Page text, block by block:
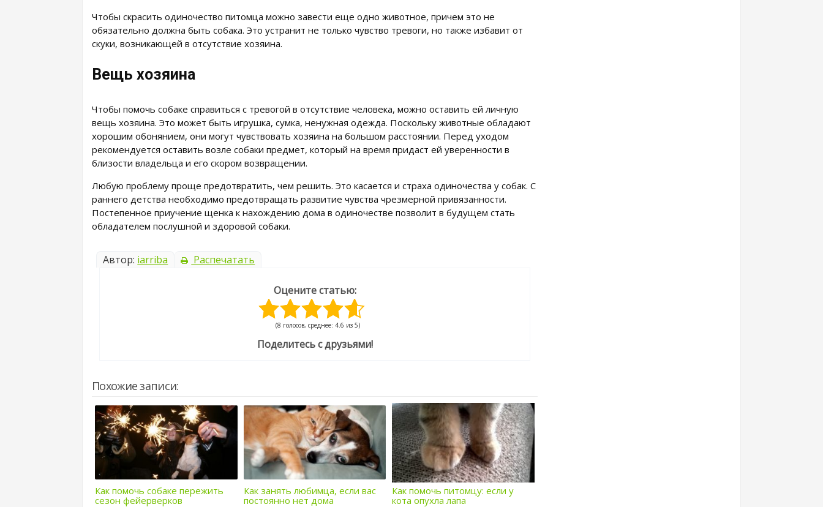
Чтобы скрасить одиночество питомца можно завести еще одно животное, причем это не
обязательно должна быть собака. Это устранит не только чувство тревоги, но также избавит от
скуки, возникающей в отсутствие хозяина.
Вещь хозяина
Чтобы помочь собаке справиться с тревогой в отсутствие человека, можно оставить ей личную
вещь хозяина. Это может быть игрушка, сумка, ненужная одежда. Поскольку животные обладают
хорошим обонянием, они могут чувствовать хозяина на большом расстоянии. Перед уходом
рекомендуется оставить возле собаки предмет, который на время придаст ей уверенности в
близости владельца и его скором возвращении.
Любую проблему проще предотвратить, чем решить. Это касается и страха одиночества у собак. С
раннего детства необходимо предотвращать развитие чувства чрезмерной привязанности.
Постепенное приучение щенка к нахождению дома в одиночестве позволит в будущем стать
обладателем послушной и здоровой собаки.
Автор: iarriba Распечатать
Оцените статью:
(8 голосов, среднее: 4.6 из 5)
Поделитесь с друзьями!
Похожие записи:
Как помочь собаке пережить
сезон фейерверков
Как занять любимца, если вас
постоянно нет дома
Как помочь питомцу: если у
кота опухла лапа